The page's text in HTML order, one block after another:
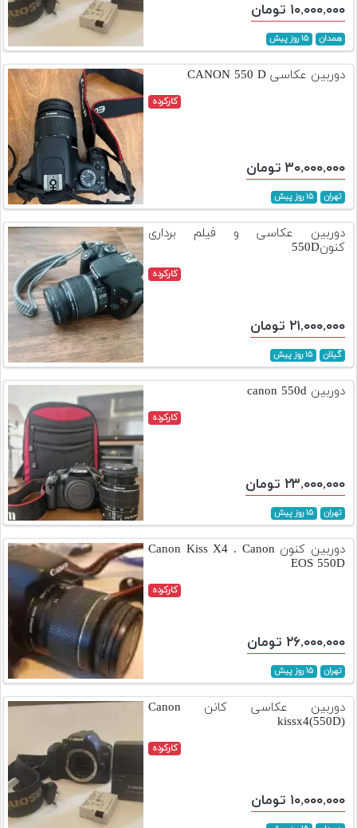
۱۰,۰۰۰,۰۰۰ تومان
همدان ۱۵ روز پیش
دوربین عکاسی CANON 550 D
کارکرده
۳۰,۰۰۰,۰۰۰ تومان
تهران ۱۵ روز پیش
دوربین عکاسی و فیلم برداری
کنون550D
کارکرده
۲۱,۰۰۰,۰۰۰ تومان
گیلان ۱۵ روز پیش
دوربین canon 550d
کارکرده
۲۳,۰۰۰,۰۰۰ تومان
تهران ۱۵ روز پیش
دوربین کنون Canon Kiss X4 . Canon
EOS 550D
کارکرده
۲۶,۰۰۰,۰۰۰ تومان
تهران ۱۵ روز پیش
دوربین عکاسی کانن Canon
kissx4(550D)
کارکرده
۱۰,۰۰۰,۰۰۰ تومان